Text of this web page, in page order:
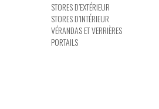
STORES D’EXTÉRIEUR
STORES D’INTÉRIEUR
VÉRANDAS ET VERRIÈRES
PORTAILS